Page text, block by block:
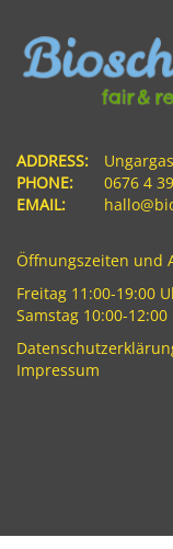
ADDRESS:
PHONE:
0676 4
EMAIL:
Öffnungszeiten und
Freitag 11:00-19:00
Samstag 10:00-12:00
Impressum